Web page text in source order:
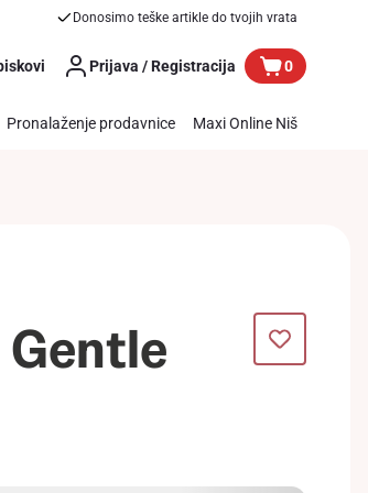
Donosimo teške artikle do tvojih vrata
Prijava / Registracija 0
Pronalaženje prodavnice Maxi Online Niš